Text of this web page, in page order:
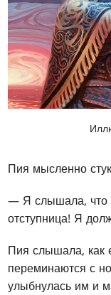
Пия мысленно
— Я слышала, что
отступница! Я
Пия слышала, как
переминаются с
улыбнулась им и